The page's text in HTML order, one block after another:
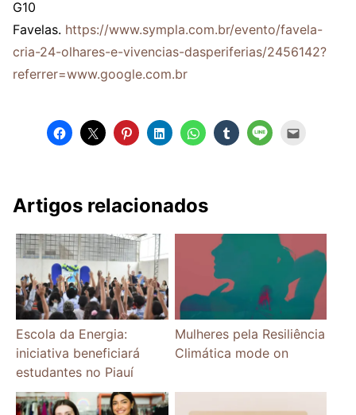
G10
Favelas. https://www.sympla.com.br/evento/favela-
cria-24-olhares-e-vivencias-dasperiferias/2456142?
referrer=www.google.com.br
Artigos relacionados
Escola da Energia:
iniciativa beneficiará
estudantes no Piauí
Mulheres pela Resiliência
Climática mode on